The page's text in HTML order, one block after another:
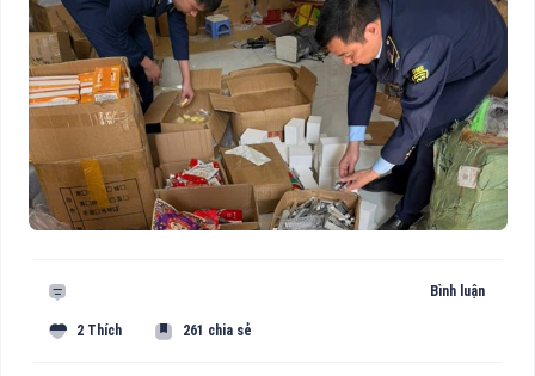
Bình luận
2 Thích 261 chia sẻ